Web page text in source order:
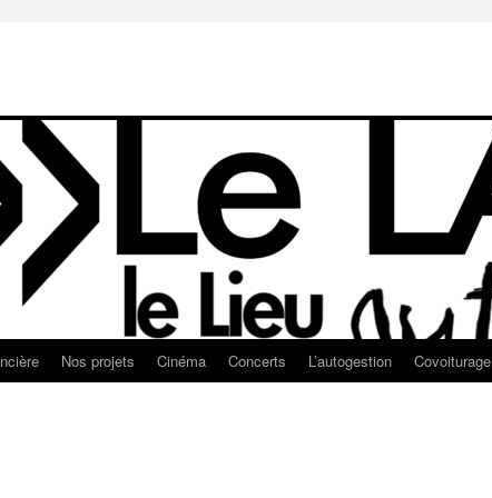
Nos projets Cinéma Concerts L’autogestion Covoiturage